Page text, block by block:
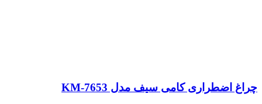
چراغ اضطراری کامی سیف مدل KM-7653